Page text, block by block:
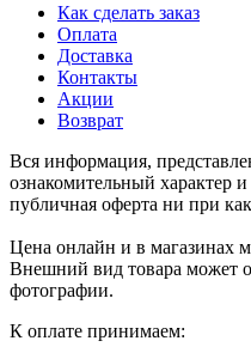
Как сделать заказ
Оплата
Доставка
Контакты
Акции
Возврат
Вся информация,
ознакомительный характер
публичная оферта ни при
Цена онлайн и в магазинах
Внешний вид товара может
фотографии.
К оплате принимаем: